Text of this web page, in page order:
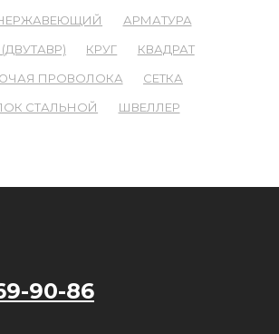
АРМАТУРА
КРУГ
КВАДРАТ
ПРОВОЛОКА
СЕТКА
СТАЛЬНОЙ
ШВЕЛЛЕР
90-86